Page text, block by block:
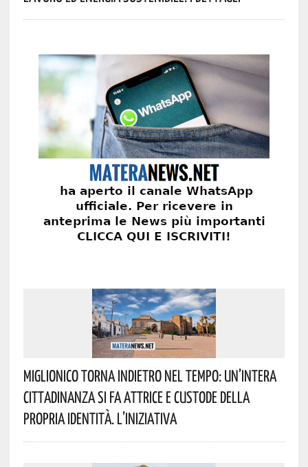
Miglionico Torna Indietro Nel Tempo: Un’intera
Cittadinanza Si Fa Attrice E Custode Della
Propria Identità. L’iniziativa